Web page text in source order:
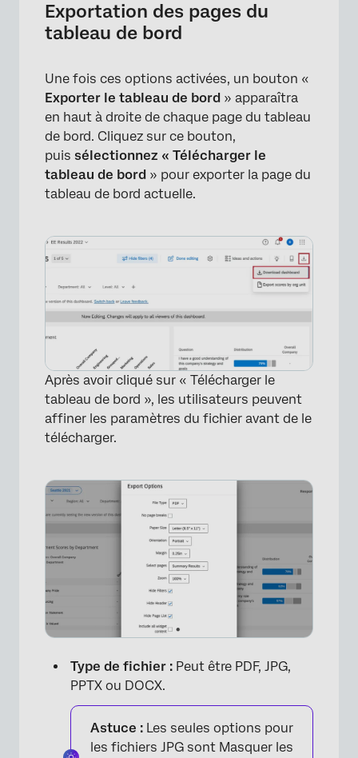
Exportation des pages du
tableau de bord
Une fois ces options activées, un bouton «
Exporter le tableau de bord » apparaîtra
en haut à droite de chaque page du tableau
de bord. Cliquez sur ce bouton,
puis sélectionnez « Télécharger le
tableau de bord » pour exporter la page du
tableau de bord actuelle.
Après avoir cliqué sur « Télécharger le
tableau de bord », les utilisateurs peuvent
affiner les paramètres du fichier avant de le
télécharger.
Type de fichier : Peut être PDF, JPG,
PPTX ou DOCX.
Astuce : Les seules options pour
les fichiers JPG sont Masquer les